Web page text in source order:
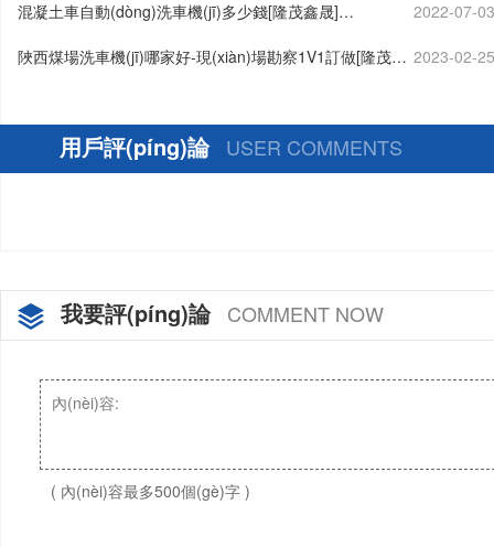
混凝土車自動(dòng)洗車機(jī)多少錢[隆茂鑫晟]… 2022-07-
陜西煤場洗車機(jī)哪家好-現(xiàn)場勘察1V1訂做[隆茂鑫 2023-02-
用戶評(píng)論 USER COMMENTS
我要評(píng)論 COMMENT NOW
( 內(nèi)容最多500個(gè)字 )